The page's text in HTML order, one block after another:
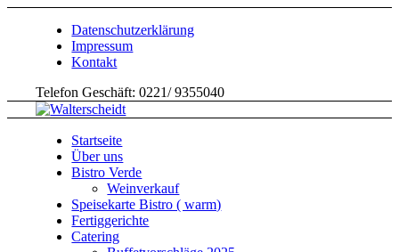
Datenschutzerklärung
Impressum
Kontakt
Telefon Geschäft: 0221/ 9355040
Startseite
Über uns
Bistro Verde
Weinverkauf
Speisekarte Bistro ( warm)
Fertiggerichte
Catering